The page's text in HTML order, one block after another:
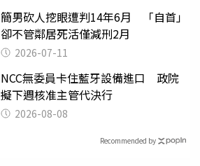
簡男砍人挖眼遭判14年6月 「自首」
卻不管鄰居死活僅減刑2月
2026-07-11
NCC無委員卡住藍牙設備進口 政院
擬下週核准主管代決行
2026-08-08
Recommended by